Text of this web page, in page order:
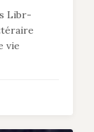
Libr-
vie